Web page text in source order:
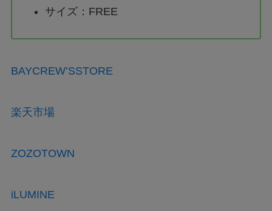
サイズ：FREE
BAYCREW’SSTORE
楽天市場
ZOZOTOWN
iLUMINE